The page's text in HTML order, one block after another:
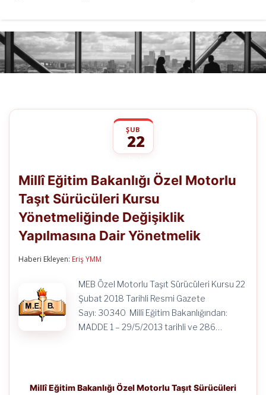
ŞUB
22
Bakanlığı
Özel
Motorlu
Sürücüleri
Kursu
Yönetmeliğinde
Yönetmelik
için
Millî Eğitim Bakanlığı Özel Motorlu
Taşıt Sürücüleri Kursu
Yönetmeliğinde Değişiklik
Yapılmasına Dair Yönetmelik
Haberi Ekleyen: Eriş YMM
MEB Özel Motorlu Taşıt Sürücüleri Kursu 22
Şubat 2018 Tarihli Resmi Gazete
Sayı: 30340 Millî Eğitim Bakanlığından:
MADDE 1 – 29/5/2013 tarihli ve 286…
Millî Eğitim Bakanlığı Özel Motorlu Taşıt Sürücüleri